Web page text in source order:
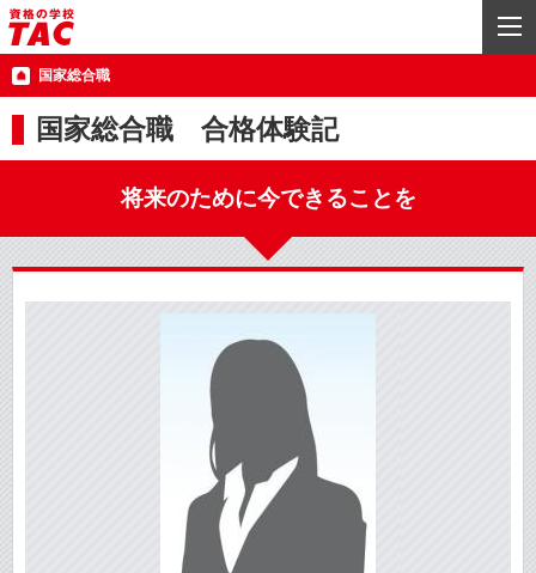
国家総合職
国家総合職 合格体験記
将来のために今できることを